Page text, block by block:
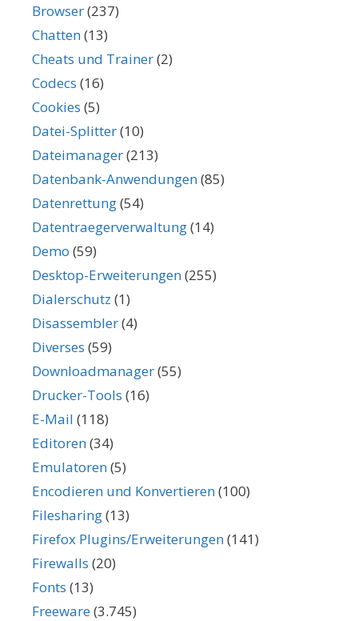
Browser(237)
Chatten(13)
Cheats und Trainer(2)
Codecs (16)
Cookies (5)
Datei-Splitter(10)
Dateimanager(213)
Datenbank-Anwendungen(85)
Datenrettung(54)
Datentraegerverwaltung(14)
Demo (59)
Desktop-Erweiterungen(255)
Dialerschutz (1)
Disassembler(4)
Diverses (59)
Downloadmanager(55)
Drucker-Tools (16)
E-Mail (118)
Editoren(34)
Emulatoren(5)
Encodieren und Konvertieren(100)
Filesharing(13)
Firefox Plugins/Erweiterungen(141)
Firewalls (20)
Fonts (13)
Freeware(3.745)